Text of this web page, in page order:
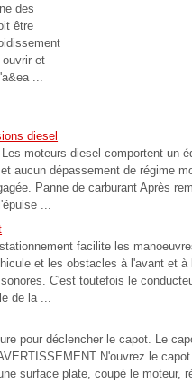
des
être
et
...
diesel
moteurs diesel comportent un
aucun dépassement de régime
Panne de carburant Après
...
facilite les
et les obstacles à l'avant et à
C'est toutefois le
de la ...
pour déclencher le capot. Le
N'ouvrez le
surface plate, coupé le moteur,